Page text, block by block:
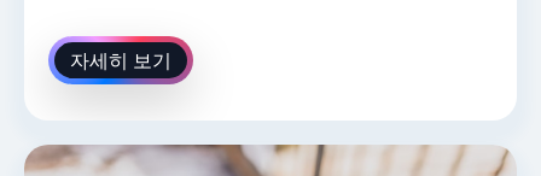
자세히 보기